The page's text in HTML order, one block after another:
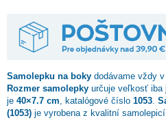
Samolepku na boky dodávame vždy
Rozmer samolepky určuje veľkosť iba
je 40×7.7 cm , katalógové číslo 1053
(1053) je vyrobena z kvalitní